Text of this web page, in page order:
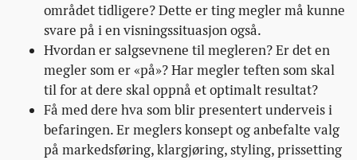
området tidligere? Dette er ting megler må kunne
svare på i en visningssituasjon også.
Hvordan er salgsevnene til megleren? Er det en
megler som er «på»? Har megler teften som skal
til for at dere skal oppnå et optimalt resultat?
Få med dere hva som blir presentert underveis i
befaringen. Er meglers konsept og anbefalte valg
på markedsføring, klargjøring, styling, prissetting